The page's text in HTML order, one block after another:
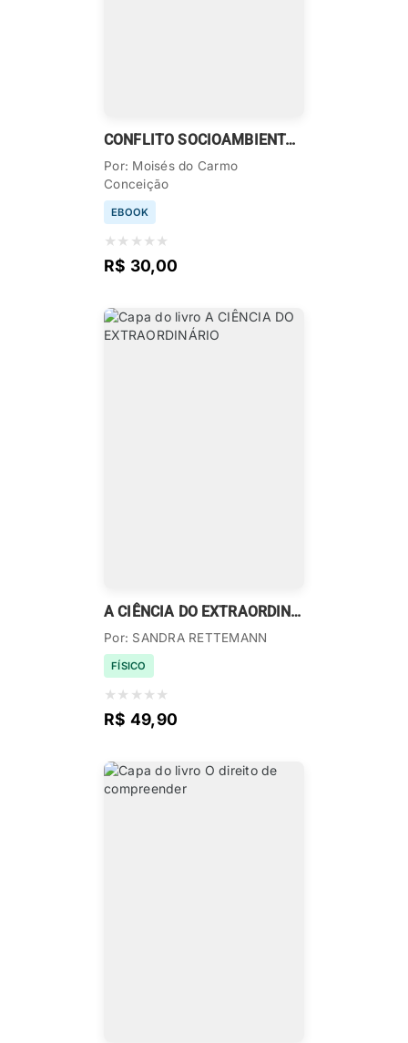
CONFLITO SOCIOAMBIENTAL EM ALCÂNTARA – MA
Por: Moisés do Carmo
Conceição
EBOOK
★ ★ ★ ★ ★
R$ 30,00
A CIÊNCIA DO EXTRAORDINÁRIO
Por: SANDRA RETTEMANN
FÍSICO
★ ★ ★ ★ ★
R$ 49,90